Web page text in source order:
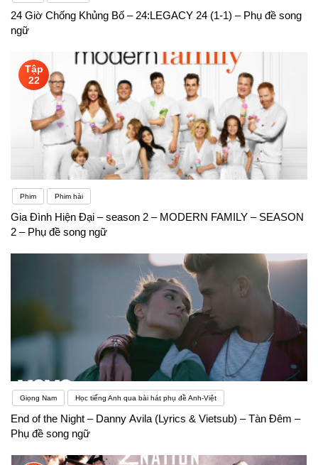
24 Giờ Chống Khủng Bố – 24:LEGACY 24 (1-1) – Phụ đề song
ngữ
Tập
22
Phim Phim hài
Gia Đình Hiện Đại – season 2 – MODERN FAMILY – SEASON
2 – Phụ đề song ngữ
Giọng Nam Học tiếng Anh qua bài hát phụ đề Anh-Việt
End of the Night – Danny Avila (Lyrics & Vietsub) – Tàn Đêm –
Phụ đề song ngữ